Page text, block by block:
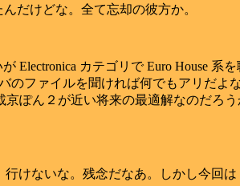
だけどな。全て忘却の彼方か。
Electronica カテゴリで Euro House
のファイルを聞ければ何でもアリだ
ぽん２が近い将来の最適解なのだろ
けないな。残念だなあ。しかし今回は